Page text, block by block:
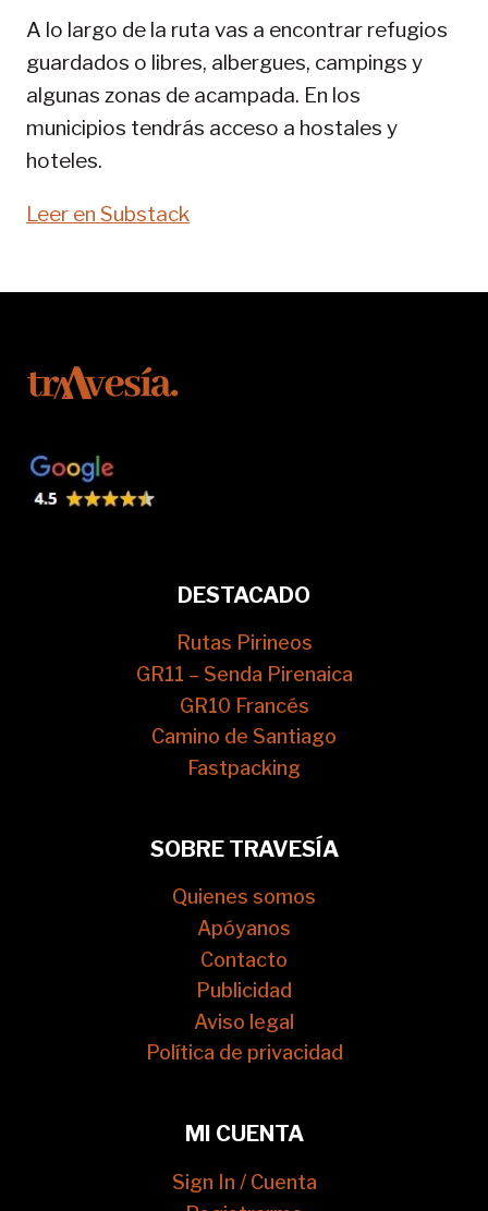
A lo largo de la ruta vas a encontrar refugios
guardados o libres, albergues, campings y
algunas zonas de acampada. En los
municipios tendrás acceso a hostales y
hoteles.
Leer en Substack
DESTACADO
Rutas Pirineos
GR11 – Senda Pirenaica
GR10 Francés
Camino de Santiago
Fastpacking
SOBRE TRAVESÍA
Quienes somos
Apóyanos
Contacto
Publicidad
Aviso legal
Política de privacidad
MI CUENTA
Sign In / Cuenta